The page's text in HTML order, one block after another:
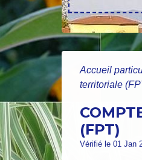
Accueil
territoriale
(FPT)
Vérifié le 01 Jan